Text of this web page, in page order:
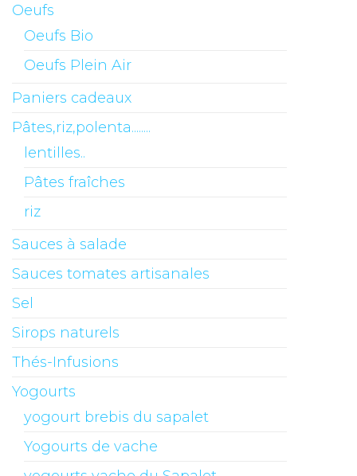
Oeufs
Oeufs Bio
Oeufs Plein Air
Paniers cadeaux
Pâtes,riz,polenta........
lentilles..
Pâtes fraîches
riz
Sauces à salade
Sauces tomates artisanales
Sel
Sirops naturels
Thés-Infusions
Yogourts
yogourt brebis du sapalet
Yogourts de vache